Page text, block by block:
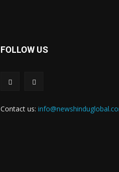
FOLLOW US
Contact us: